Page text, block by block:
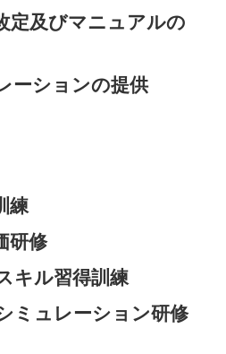
定及びマニュアルの
ーションの提供
練
研修
キル習得訓練
ミュレーション研修